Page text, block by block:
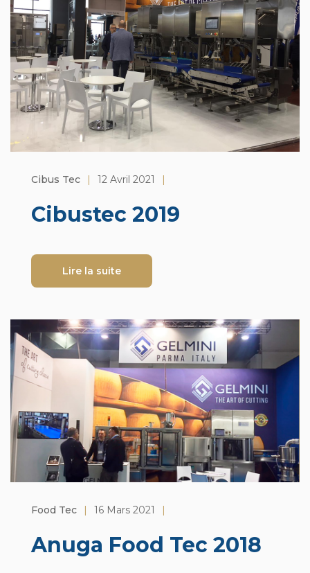
Cibus Tec | 12 Avril 2021 |
Cibustec 2019
Lire la suite
Food Tec | 16 Mars 2021 |
Anuga Food Tec 2018